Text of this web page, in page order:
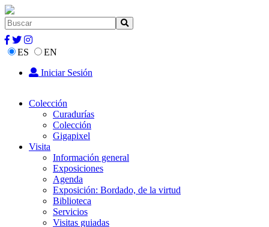
ES
EN
Iniciar Sesión
Colección
Curadurías
Colección
Gigapixel
Visita
Información general
Exposiciones
Agenda
Exposición: Bordado, de la virtud
Biblioteca
Servicios
Visitas guiadas